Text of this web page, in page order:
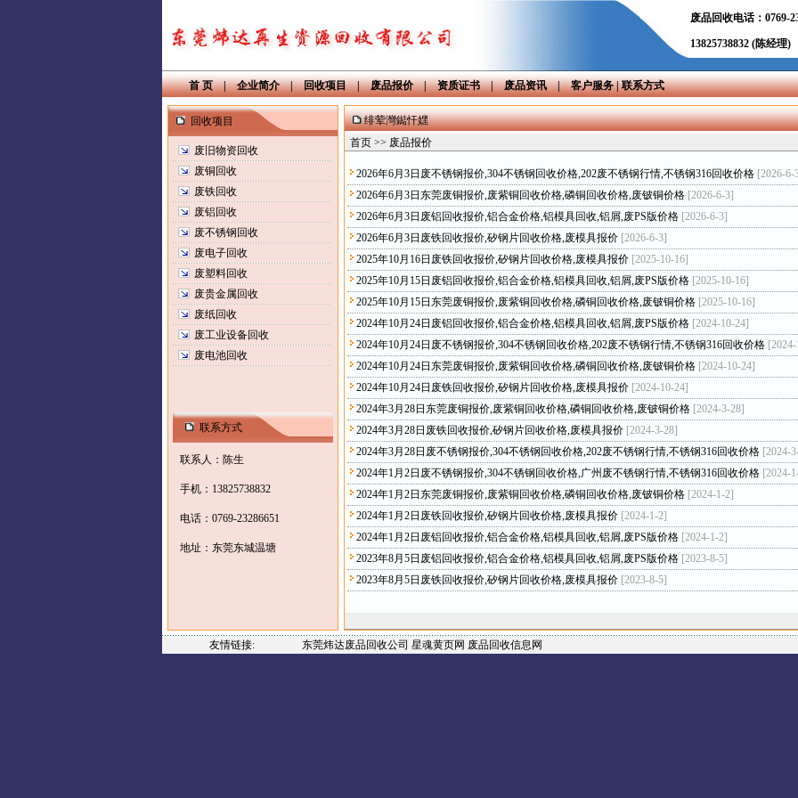
废品回收电话：0769-
13825738832 (陈经理)
首 页|企业简介|回收项目|废品报价|资质证书|废品资讯|客户服务|联系方式
回收项目
废旧物资回收
废铜回收
废铁回收
废铝回收
废不锈钢回收
废电子回收
废塑料回收
废贵金属回收
废纸回收
废工业设备回收
废电池回收
联系方式
联系人：陈生
手机：13825738832
电话：0769-23286651
地址：东莞东城温塘
绯荤灣鐑忓嫼
首页 >> 废品报价
2026年6月3日废不锈钢报价,304不锈钢回收价格,202废不锈钢行情,不锈钢316回收价格 [2026-6-
2026年6月3日东莞废铜报价,废紫铜回收价格,磷铜回收价格,废铍铜价格 [2026-6-3]
2026年6月3日废铝回收报价,铝合金价格,铝模具回收,铝屑,废PS版价格 [2026-6-3]
2026年6月3日废铁回收报价,矽钢片回收价格,废模具报价 [2026-6-3]
2025年10月16日废铁回收报价,矽钢片回收价格,废模具报价 [2025-10-16]
2025年10月15日废铝回收报价,铝合金价格,铝模具回收,铝屑,废PS版价格 [2025-10-16]
2025年10月15日东莞废铜报价,废紫铜回收价格,磷铜回收价格,废铍铜价格 [2025-10-16]
2024年10月24日废铝回收报价,铝合金价格,铝模具回收,铝屑,废PS版价格 [2024-10-24]
2024年10月24日废不锈钢报价,304不锈钢回收价格,202废不锈钢行情,不锈钢316回收价格
2024年10月24日东莞废铜报价,废紫铜回收价格,磷铜回收价格,废铍铜价格 [2024-10-24]
2024年10月24日废铁回收报价,矽钢片回收价格,废模具报价 [2024-10-24]
2024年3月28日东莞废铜报价,废紫铜回收价格,磷铜回收价格,废铍铜价格 [2024-3-28]
2024年3月28日废铁回收报价,矽钢片回收价格,废模具报价 [2024-3-28]
2024年3月28日废不锈钢报价,304不锈钢回收价格,202废不锈钢行情,不锈钢316回收价格 [2024-
2024年1月2日废不锈钢报价,304不锈钢回收价格,广州废不锈钢行情,不锈钢316回收价格 [2024-
2024年1月2日东莞废铜报价,废紫铜回收价格,磷铜回收价格,废铍铜价格 [2024-1-2]
2024年1月2日废铁回收报价,矽钢片回收价格,废模具报价 [2024-1-2]
2024年1月2日废铝回收报价,铝合金价格,铝模具回收,铝屑,废PS版价格 [2024-1-2]
2023年8月5日废铝回收报价,铝合金价格,铝模具回收,铝屑,废PS版价格 [2023-8-5]
2023年8月5日废铁回收报价,矽钢片回收价格,废模具报价 [2023-8-5]
友情链接: 东莞炜达废品回收公司 星魂黄页网 废品回收信息网